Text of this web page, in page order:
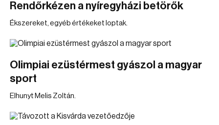
Rendőrkézen a nyíregyházi betörők
Ékszereket, egyéb értékeket loptak.
Olimpiai ezüstérmest gyászol a magyar
sport
Elhunyt Melis Zoltán.